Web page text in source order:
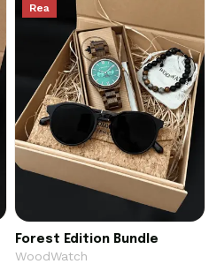
Rea
Forest Edition Bundle
WoodWatch